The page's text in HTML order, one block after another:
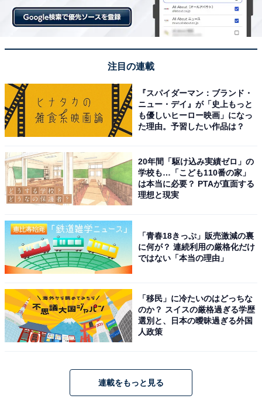
注目の連載
『スパイダーマン：ブランド・
ニュー・デイ』が「史上もっと
も優しいヒーロー映画」になっ
た理由。予習したい作品は？
20年間「駆け込み実績ゼロ」の
学校も…「こども110番の家」
は本当に必要？ PTAが直面する
理想と現実
「青春18きっぷ」販売激減の裏
に何が？ 連続利用の厳格化だけ
ではない「本当の理由」
「移民」に冷たいのはどっちな
のか？ スイスの厳格過ぎる学歴
選別と、日本の曖昧過ぎる外国
人政策
連載をもっと見る